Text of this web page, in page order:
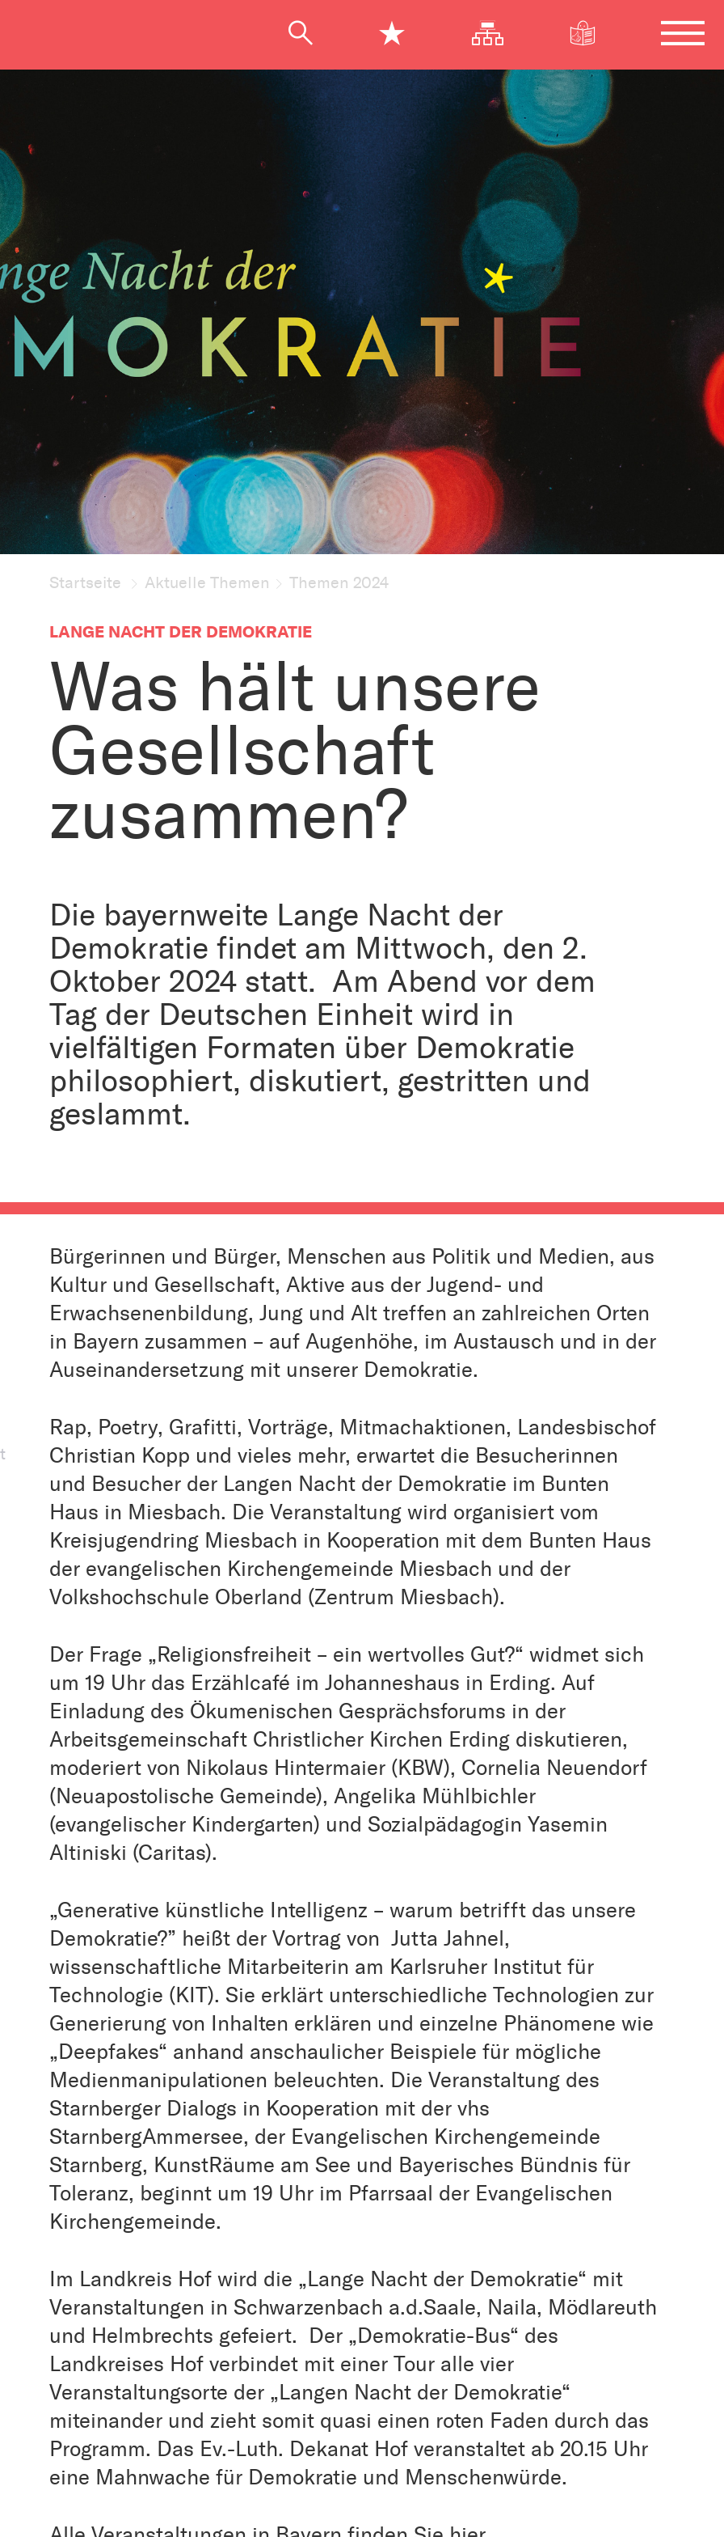
Startseite Aktuelle Themen Themen 2024
LANGE NACHT DER DEMOKRATIE
Was hält unsere
Gesellschaft
zusammen?
Die bayernweite Lange Nacht der
Demokratie findet am Mittwoch, den 2.
Oktober 2024 statt. Am Abend vor dem
Tag der Deutschen Einheit wird in
vielfältigen Formaten über Demokratie
philosophiert, diskutiert, gestritten und
geslammt.
Bürgerinnen und Bürger, Menschen aus Politik und Medien, aus
Kultur und Gesellschaft, Aktive aus der Jugend- und
Erwachsenenbildung, Jung und Alt treffen an zahlreichen Orten
in Bayern zusammen – auf Augenhöhe, im Austausch und in der
Auseinandersetzung mit unserer Demokratie.
Rap, Poetry, Grafitti, Vorträge, Mitmachaktionen, Landesbischof
Christian Kopp und vieles mehr, erwartet die Besucherinnen
und Besucher der Langen Nacht der Demokratie im Bunten
Haus in Miesbach. Die Veranstaltung wird organisiert vom
Kreisjugendring Miesbach in Kooperation mit dem Bunten Haus
der evangelischen Kirchengemeinde Miesbach und der
Volkshochschule Oberland (Zentrum Miesbach).
Der Frage „Religionsfreiheit – ein wertvolles Gut?“ widmet sich
um 19 Uhr das Erzählcafé im Johanneshaus in Erding. Auf
Einladung des Ökumenischen Gesprächsforums in der
Arbeitsgemeinschaft Christlicher Kirchen Erding diskutieren,
moderiert von Nikolaus Hintermaier (KBW), Cornelia Neuendorf
(Neuapostolische Gemeinde), Angelika Mühlbichler
(evangelischer Kindergarten) und Sozialpädagogin Yasemin
Altiniski (Caritas).
„Generative künstliche Intelligenz – warum betrifft das unsere
Demokratie?” heißt der Vortrag von Jutta Jahnel,
wissenschaftliche Mitarbeiterin am Karlsruher Institut für
Technologie (KIT). Sie erklärt unterschiedliche Technologien zur
Generierung von Inhalten erklären und einzelne Phänomene wie
„Deepfakes“ anhand anschaulicher Beispiele für mögliche
Medienmanipulationen beleuchten. Die Veranstaltung des
Starnberger Dialogs in Kooperation mit der vhs
StarnbergAmmersee, der Evangelischen Kirchengemeinde
Starnberg, KunstRäume am See und Bayerisches Bündnis für
Toleranz, beginnt um 19 Uhr im Pfarrsaal der Evangelischen
Kirchengemeinde.
Im Landkreis Hof wird die „Lange Nacht der Demokratie“ mit
Veranstaltungen in Schwarzenbach a.d.Saale, Naila, Mödlareuth
und Helmbrechts gefeiert. Der „Demokratie-Bus“ des
Landkreises Hof verbindet mit einer Tour alle vier
Veranstaltungsorte der „Langen Nacht der Demokratie“
miteinander und zieht somit quasi einen roten Faden durch das
Programm. Das Ev.-Luth. Dekanat Hof veranstaltet ab 20.15 Uhr
eine Mahnwache für Demokratie und Menschenwürde.